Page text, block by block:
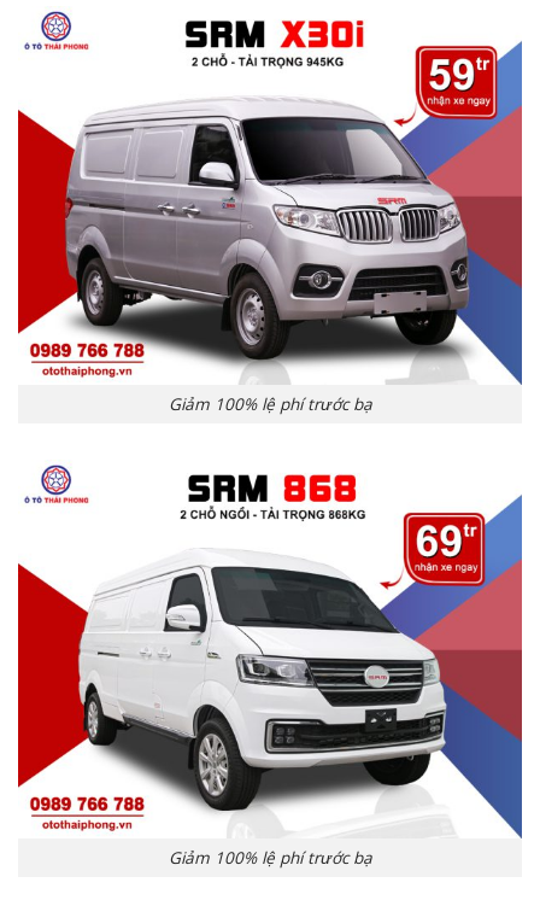
Giảm 100% lệ phí trước bạ
Giảm 100% lệ phí trước bạ